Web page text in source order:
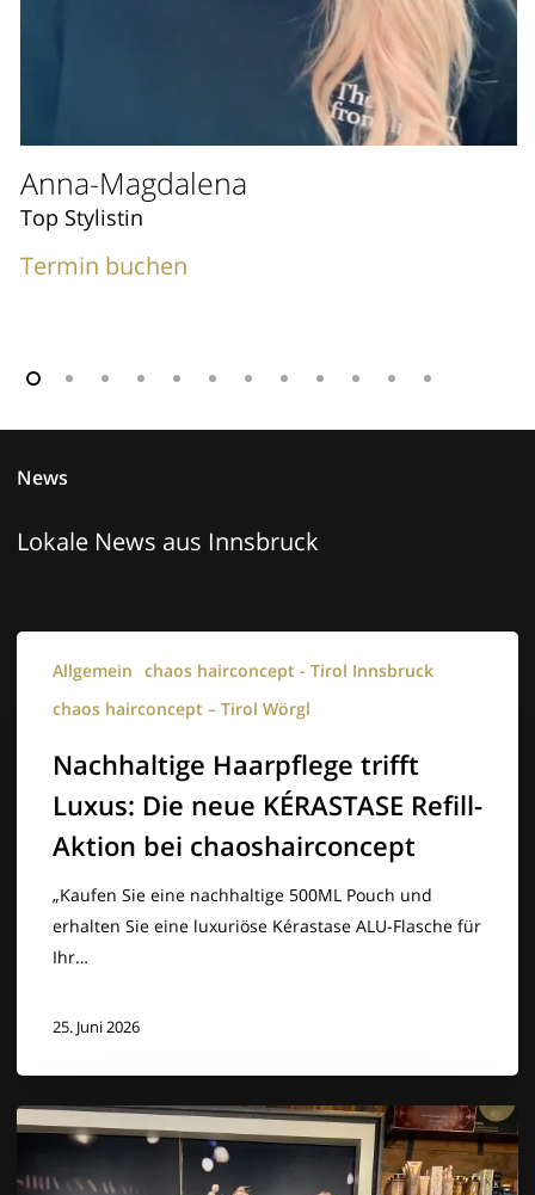
Anna-Magdalena
Top Stylistin
Termin buchen
News
Lokale News aus Innsbruck
Haarpflege
neue
KÉRASTASE
Refill-
Aktion
chaoshairconcept
Allgemein chaos hairconcept - Tirol Innsbruck
chaos hairconcept – Tirol Wörgl
Nachhaltige Haarpflege trifft
Luxus: Die neue KÉRASTASE Refill-
Aktion bei chaoshairconcept
„Kaufen Sie eine nachhaltige 500ML Pouch und
erhalten Sie eine luxuriöse Kérastase ALU-Flasche für
Ihr…
25. Juni 2026
✨
Exklusiver
Pre-